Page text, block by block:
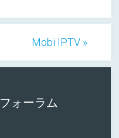
Mobi IPTV »
フォーラム